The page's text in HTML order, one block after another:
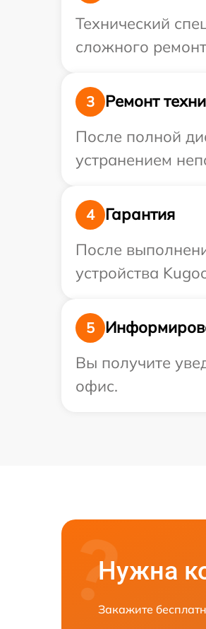
Технический
сложного
3
Ремонт
После полной
устранением
4
Гарантия
После
устройства
5
Вы получите
офис.
Нужна
Закажите